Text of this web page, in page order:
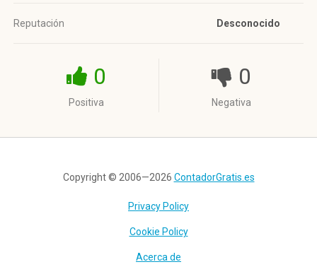
Reputación Desconocido
0
Positiva
0
Negativa
Copyright © 2006—2026 ContadorGratis.es
Privacy Policy
Cookie Policy
Acerca de